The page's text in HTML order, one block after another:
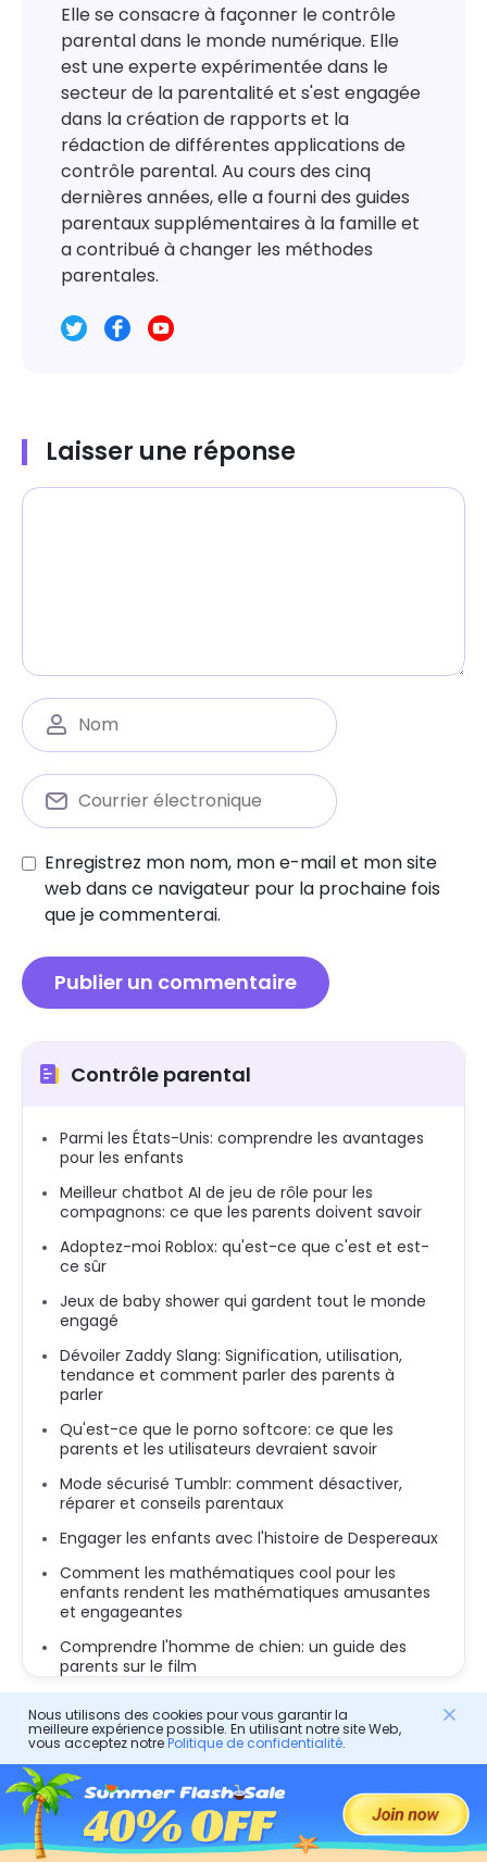
Elle se consacre à façonner le contrôle
parental dans le monde numérique. Elle
est une experte expérimentée dans le
secteur de la parentalité et s'est engagée
dans la création de rapports et la
rédaction de différentes applications de
contrôle parental. Au cours des cinq
dernières années, elle a fourni des guides
parentaux supplémentaires à la famille et
a contribué à changer les méthodes
parentales.
Laisser une réponse
Enregistrez mon nom, mon e-mail et mon site
web dans ce navigateur pour la prochaine fois
que je commenterai.
Contrôle parental
Parmi les États-Unis: comprendre les avantages
pour les enfants
Meilleur chatbot AI de jeu de rôle pour les
compagnons: ce que les parents doivent savoir
Adoptez-moi Roblox: qu'est-ce que c'est et est-
ce sûr
Jeux de baby shower qui gardent tout le monde
engagé
Dévoiler Zaddy Slang: Signification, utilisation,
tendance et comment parler des parents à
parler
Qu'est-ce que le porno softcore: ce que les
parents et les utilisateurs devraient savoir
Mode sécurisé Tumblr: comment désactiver,
réparer et conseils parentaux
Engager les enfants avec l'histoire de Despereaux
Comment les mathématiques cool pour les
enfants rendent les mathématiques amusantes
et engageantes
Comprendre l'homme de chien: un guide des
parents sur le film
Nous utilisons des cookies pour vous garantir la
meilleure expérience possible. En utilisant notre site Web,
vous acceptez notrePolitique de confidentialité.